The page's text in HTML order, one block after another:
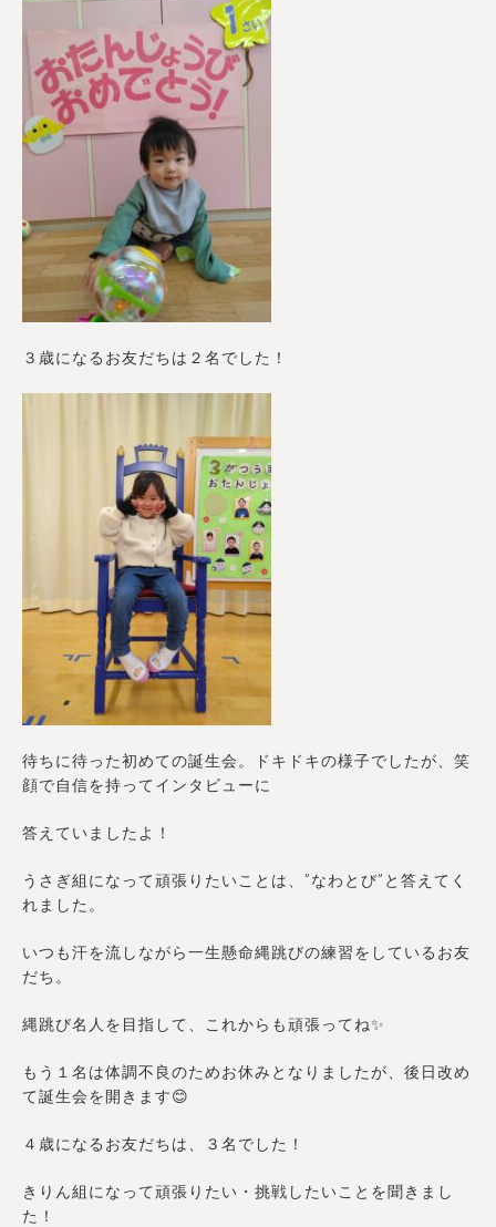
３歳になるお友だちは２名でした！
待ちに待った初めての誕生会。ドキドキの様子でしたが、笑
顔で自信を持ってインタビューに
答えていましたよ！
うさぎ組になって頑張りたいことは、”なわとび”と答えてく
れました。
いつも汗を流しながら一生懸命縄跳びの練習をしているお友
だち。
縄跳び名人を目指して、これからも頑張ってね✨
もう１名は体調不良のためお休みとなりましたが、後日改め
て誕生会を開きます😊
４歳になるお友だちは、３名でした！
きりん組になって頑張りたい・挑戦したいことを聞きまし
た！